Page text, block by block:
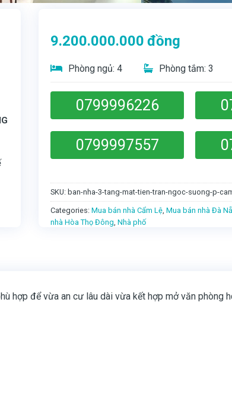
9.200.000.000 đồng
Phòng ngủ: 4 Phòng tắm: 3
0799996226
0799997557
SKU: ban-nha-3-tang-mat-tien-tran-ngoc-suong-p-
Categories: Mua bán nhà Cẩm Lệ, Mua bán nhà Đà
nhà Hòa Thọ Đông, Nhà phố
hợp để vừa an cư lâu dài vừa kết hợp mở văn phòng